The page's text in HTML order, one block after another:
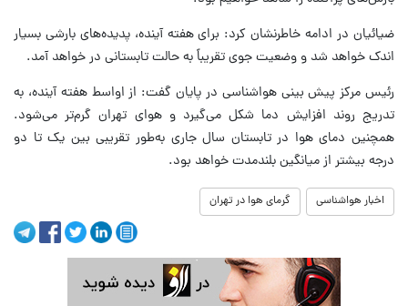
ضیائیان در ادامه خاطرنشان کرد: برای هفته آینده، پدیده‌های بارشی بسیار
اندک خواهد شد و وضعیت جوی تقریباً به حالت تابستانی در خواهد آمد.
رئیس مرکز پیش بینی هواشناسی در پایان گفت: از اواسط هفته آینده، به
تدریج روند افزایش دما شکل می‌گیرد و هوای تهران گرم‌تر می‌شود.
همچنین دمای هوا در تابستان سال جاری به‌طور تقریبی بین یک تا دو
درجه بیشتر از میانگین بلندمدت خواهد بود.
اخبار هواشناسی گرمای هوا در تهران